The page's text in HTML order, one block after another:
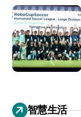
智慧生活